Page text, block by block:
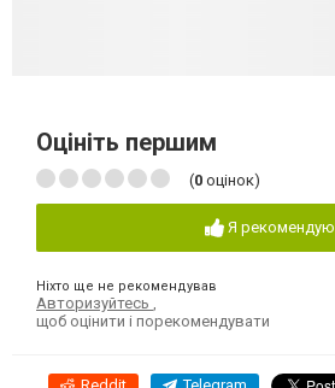
Оцініть першим
(0 оцінок)
Я рекомендую
Ніхто ще не рекомендував
Авторизуйтесь ,
щоб оцінити і порекомендувати